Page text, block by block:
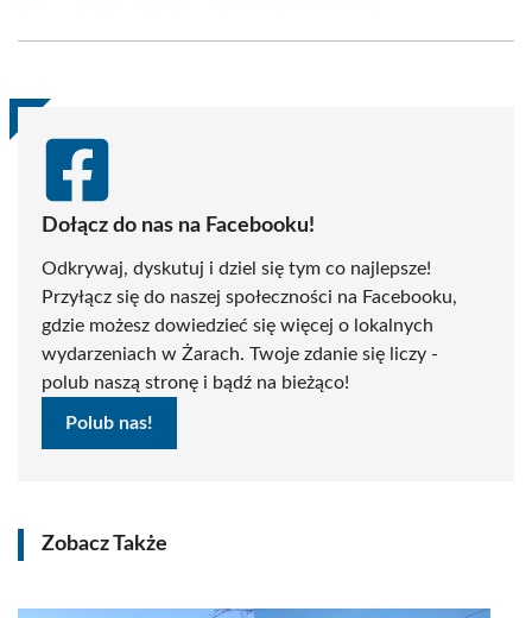
(Twitter)
Dołącz do nas na Facebooku!
Odkrywaj, dyskutuj i dziel się tym co najlepsze!
Przyłącz się do naszej społeczności na Facebooku,
gdzie możesz dowiedzieć się więcej o lokalnych
wydarzeniach w Żarach. Twoje zdanie się liczy -
polub naszą stronę i bądź na bieżąco!
Polub nas!
Zobacz Także